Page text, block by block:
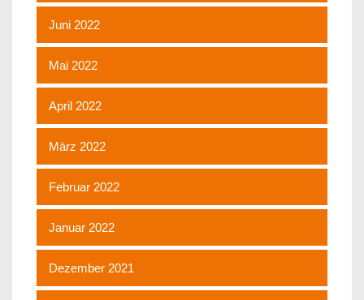
Juni 2022
Mai 2022
April 2022
März 2022
Februar 2022
Januar 2022
Dezember 2021